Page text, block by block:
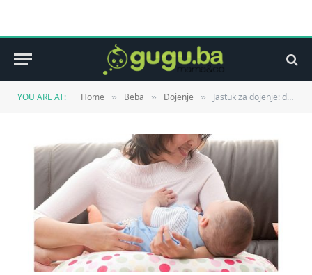
YOU ARE AT: Home » Beba » Dojenje » Jastuk za dojenje: da ili ne?